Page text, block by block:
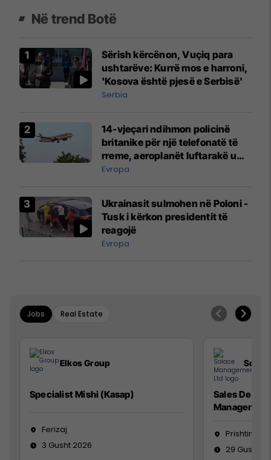
Në trend Botë
Sërish kërcënon, Vuçiq para
ushtarëve: Kurrë mos e harroni,
'Kosova është pjesë e Serbisë'
Serbia
14-vjeçari ndihmon policinë
britanike për një telefonatë të
rreme, aeroplanët luftarakë u
ngritën në ajër për të
Mançesterit
Evropa
Ukrainasit sulmohen në Poloni -
Tusk i kërkon presidentit të
reagojë
Evropa
Jobs Real Estate
Elkos Group
Specialist Mishi (Kasap)
Ferizaj
3 Gusht 2026
Sales
Manager
Prishtinë
29 Gusht